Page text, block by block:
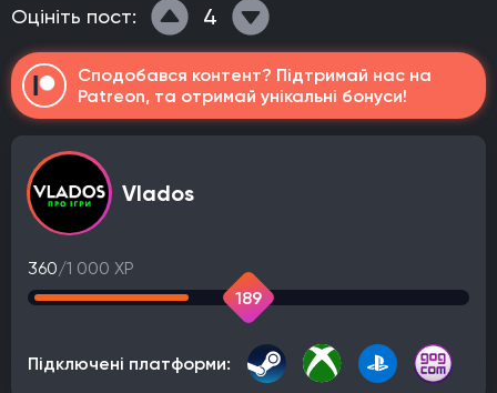
Оцініть пост: 4
Сподобався контент? Підтримай нас на
Patreon, та отримай унікальні бонуси!
Vlados
360/1 000 XP
189
Підключені платформи: